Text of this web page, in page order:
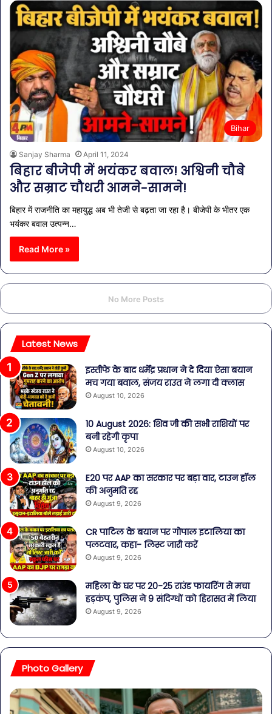
Bihar
Sanjay Sharma April 11, 2024
बिहार बीजेपी में भयंकर बवाल! अश्विनी चौबे
और सम्राट चौधरी आमने-सामने!
बिहार में राजनीति का महायुद्ध अब भी तेजी से बढ़ता जा रहा है। बीजेपी के भीतर एक
भयंकर बवाल उत्पन्न…
Read More »
No More Posts
Latest News
इस्तीफे के बाद धर्मेंद्र प्रधान ने दे दिया ऐसा बयान
मच गया बवाल, संजय राउत ने लगा दी क्लास
August 10, 2026
10 August 2026: शिव जी की सभी राशियों पर
बनी रहेगी कृपा
August 10, 2026
E20 पर AAP का सरकार पर बड़ा वार, टाउन हॉल
की अनुमति रद्द
August 9, 2026
CR पाटिल के बयान पर गोपाल इटालिया का
पलटवार, कहा- लिस्ट जारी करें
August 9, 2026
महिला के घर पर 20-25 राउंड फायरिंग से मचा
हड़कंप, पुलिस ने 9 संदिग्धों को हिरासत में लिया
August 9, 2026
Photo Gallery
मिर्जापुर
फिल्म
नशे
के